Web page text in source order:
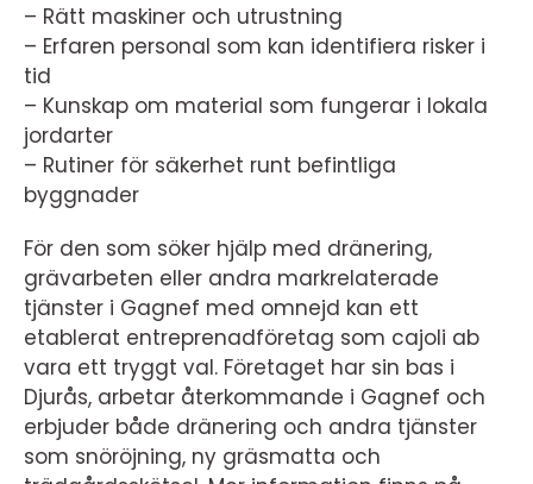
– Rätt maskiner och utrustning
– Erfaren personal som kan identifiera risker i
tid
– Kunskap om material som fungerar i lokala
jordarter
– Rutiner för säkerhet runt befintliga
byggnader
För den som söker hjälp med dränering,
grävarbeten eller andra markrelaterade
tjänster i Gagnef med omnejd kan ett
etablerat entreprenadföretag som cajoli ab
vara ett tryggt val. Företaget har sin bas i
Djurås, arbetar återkommande i Gagnef och
erbjuder både dränering och andra tjänster
som snöröjning, ny gräsmatta och